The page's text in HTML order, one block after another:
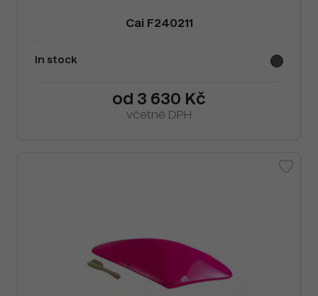
Cai F240211
In stock
od 3 630 Kč
včetně DPH